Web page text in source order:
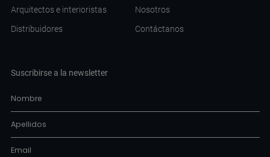
Arquitectos e interioristas
Distribuidores
Nosotros
Contáctanos
Suscribirse a la newsletter